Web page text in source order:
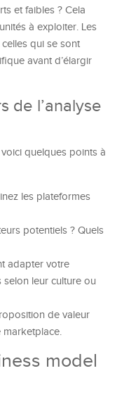
et faibles ? Cela
à exploiter. Les
qui se sont
avant d’élargir
de l’analyse
quelques points à
les plateformes
potentiels ? Quels
adapter votre
leur culture ou
de valeur
marketplace.
model